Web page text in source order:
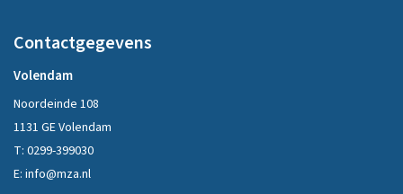
Contactgegevens
Volendam
Noordeinde 108
1131 GE Volendam
T: 0299-399030
E: info@mza.nl